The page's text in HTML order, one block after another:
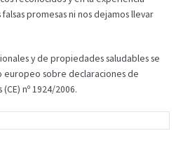
promesas ni nos dejamos llevar
y de propiedades saludables se
europeo sobre declaraciones de
nº 1924/2006.